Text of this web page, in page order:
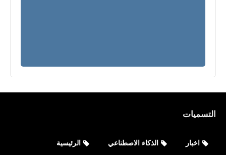
التسميات
اخبار الذكاء الاصطناعي الرئيسية